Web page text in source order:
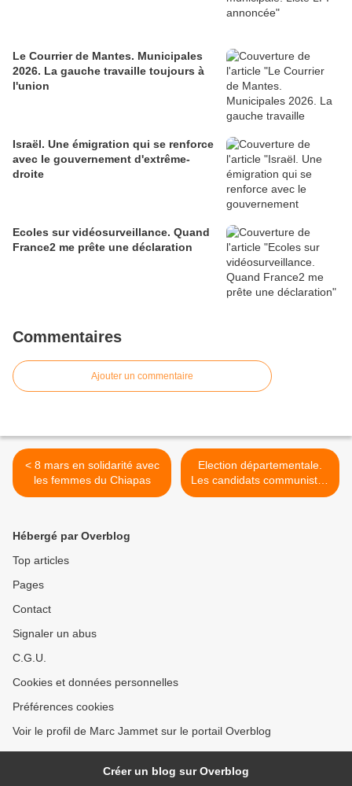
Le Courrier de Mantes. Municipales
2026. La gauche travaille toujours à
l'union
Israël. Une émigration qui se renforce
avec le gouvernement d'extrême-
droite
Ecoles sur vidéosurveillance. Quand
France2 me prête une déclaration
Commentaires
Ajouter un commentaire
< 8 mars en solidarité avec
les femmes du Chiapas
Election départementale.
Les candidats communistes
du canton de Mantes-la-
Hébergé par Overblog
Top articles
Pages
Contact
Signaler un abus
C.G.U.
Cookies et données personnelles
Préférences cookies
Voir le profil de Marc Jammet sur le portail Overblog
Créer un blog sur Overblog